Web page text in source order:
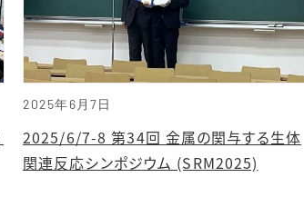
2025年6月7日
2025/6/7-8 第34回 金属の関与する生体
関連反応シンポジウム (SRM2025)